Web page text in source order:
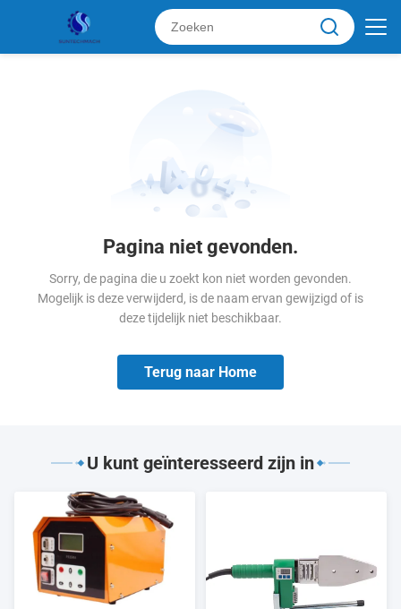
Pagina niet gevonden.
Sorry, de pagina die u zoekt kon niet worden gevonden.
Mogelijk is deze verwijderd, is de naam ervan gewijzigd of is
deze tijdelijk niet beschikbaar.
Terug naar Home
U kunt geïnteresseerd zijn in